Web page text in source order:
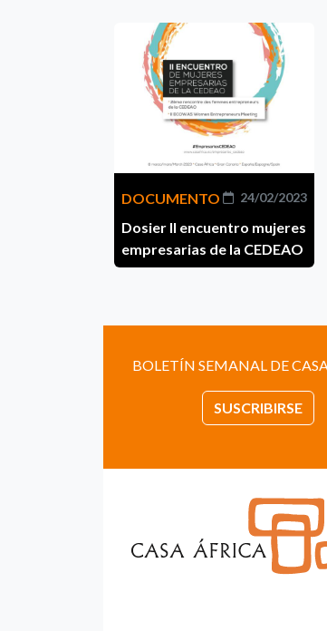
DOCUMENTO 24/02/2023
Dosier II encuentro mujeres
empresarias de la CEDEAO
BOLETÍN SEMANAL DE
SUSCRIBIRSE